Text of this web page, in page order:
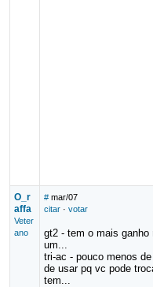
O_r
affa
Veter
ano
# mar/07
citar· votar
gt2 - tem o mais
um...
tri-ac - pouco menos
de usar pq vc pode
tem...